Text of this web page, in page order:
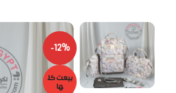
-12%
بيعت كل
ها